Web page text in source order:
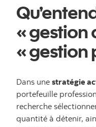
« gestion
« gestion
Dans une stratégie
portefeuille
recherche
quantité à détenir,